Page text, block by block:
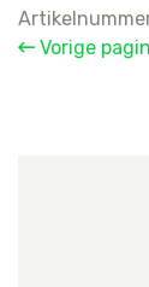
Earpiece
Speaker
Vorige